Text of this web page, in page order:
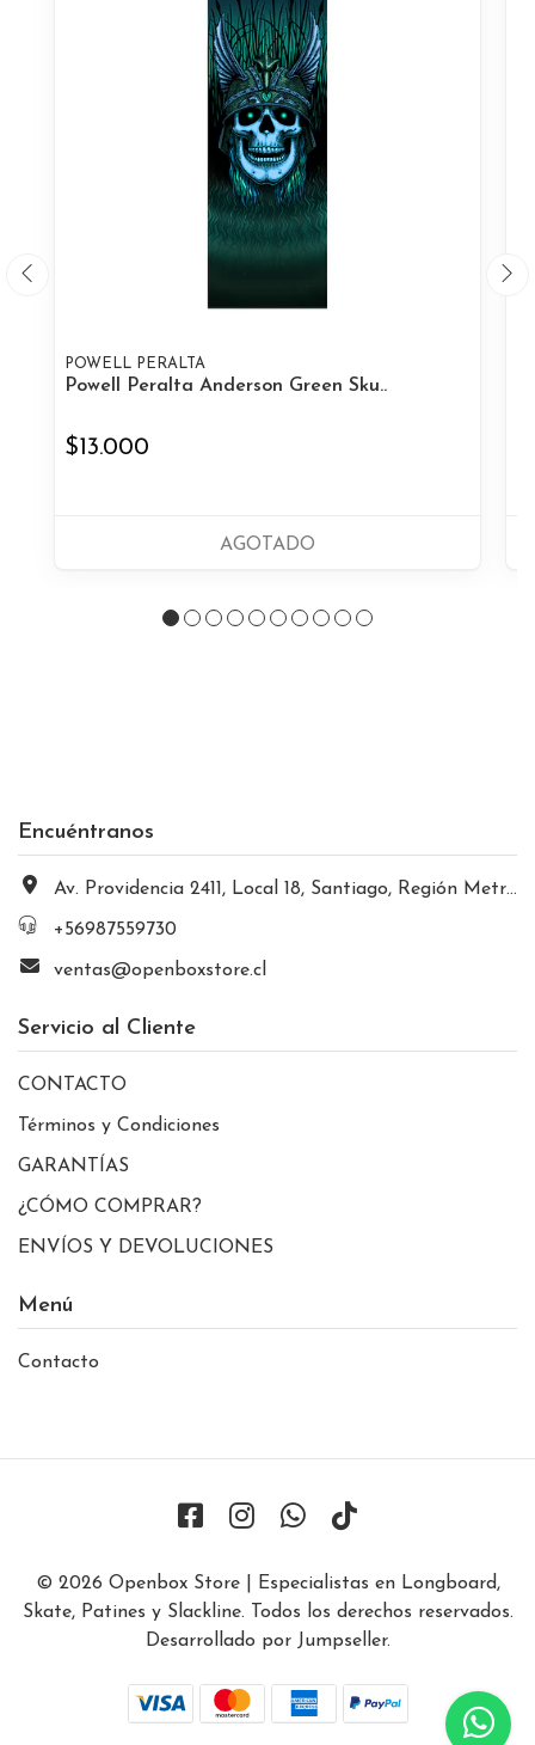
POWELL PERALTA
Powell Peralta Anderson Green Sku..
$13.000
AGOTADO
Encuéntranos
Av. Providencia 2411, Local 18, Santiago, Región Metropolitana, Chile
+56987559730
ventas@openboxstore.cl
Servicio al Cliente
CONTACTO
Términos y Condiciones
GARANTÍAS
¿CÓMO COMPRAR?
ENVÍOS Y DEVOLUCIONES
Menú
Contacto
© 2026 Openbox Store | Especialistas en Longboard,
Skate, Patines y Slackline. Todos los derechos reservados.
Desarrollado por Jumpseller.